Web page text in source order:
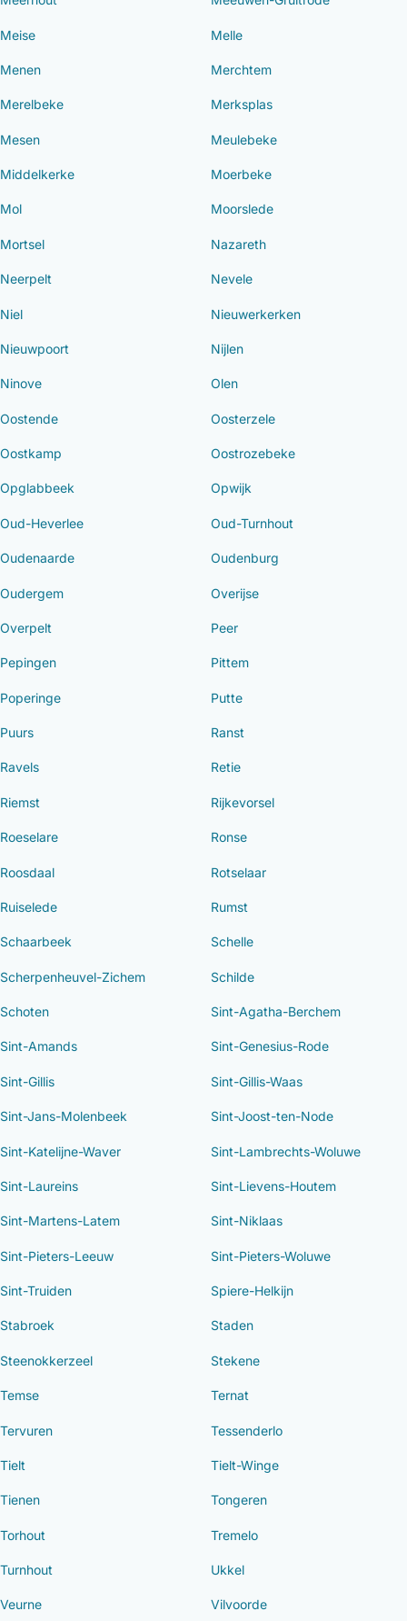
Meise Melle
Menen Merchtem
Merelbeke Merksplas
Mesen Meulebeke
Middelkerke Moerbeke
Mol Moorslede
Mortsel Nazareth
Neerpelt Nevele
Niel Nieuwerkerken
Nieuwpoort Nijlen
Ninove Olen
Oostende Oosterzele
Oostkamp Oostrozebeke
Opglabbeek Opwijk
Oud-Heverlee Oud-Turnhout
Oudenaarde Oudenburg
Oudergem Overijse
Overpelt Peer
Pepingen Pittem
Poperinge Putte
Puurs Ranst
Ravels Retie
Riemst Rijkevorsel
Roeselare Ronse
Roosdaal Rotselaar
Ruiselede Rumst
Schaarbeek Schelle
Scherpenheuvel-Zichem Schilde
Schoten Sint-Agatha-Berchem
Sint-Amands Sint-Genesius-Rode
Sint-Gillis Sint-Gillis-Waas
Sint-Jans-Molenbeek Sint-Joost-ten-Node
Sint-Katelijne-Waver Sint-Lambrechts-Woluwe
Sint-Laureins Sint-Lievens-Houtem
Sint-Martens-Latem Sint-Niklaas
Sint-Pieters-Leeuw Sint-Pieters-Woluwe
Sint-Truiden Spiere-Helkijn
Stabroek Staden
Steenokkerzeel Stekene
Temse Ternat
Tervuren Tessenderlo
Tielt Tielt-Winge
Tienen Tongeren
Torhout Tremelo
Turnhout Ukkel
Veurne Vilvoorde